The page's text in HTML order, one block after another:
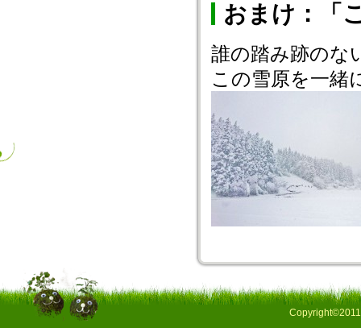
おまけ：「
誰の踏み跡のな
この雪原を一緒